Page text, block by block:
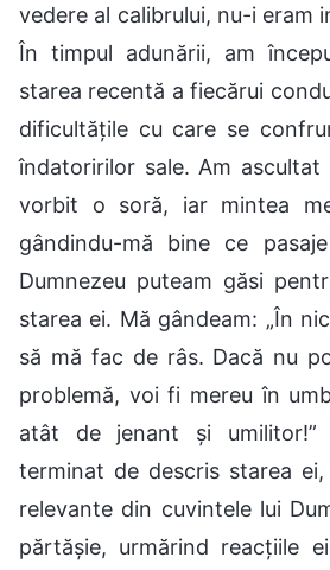
vedere al calibrului, nu-i eram
În timpul adunării, am
starea recentă a fiecărui
dificultățile cu care se
îndatoririlor sale. Am
vorbit o soră, iar mintea
gândindu-mă bine ce
Dumnezeu puteam găsi
starea ei. Mă gândeam: „În
să mă fac de râs. Dacă nu
problemă, voi fi mereu în
atât de jenant și
terminat de descris starea
relevante din cuvintele lui
părtășie, urmărind reacțiile